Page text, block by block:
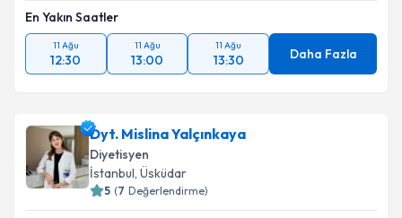
En Yakın Saatler
11 Ağu
12:30
11 Ağu
13:00
11 Ağu
13:30 Daha Fazla
Dyt. Mislina Yalçınkaya
Diyetisyen
İstanbul, Üsküdar
5 (7 Değerlendirme)